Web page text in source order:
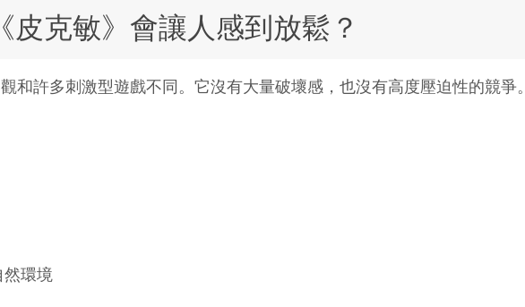
皮克敏》會讓人感到放鬆？
觀和許多刺激型遊戲不同。它沒有大量破壞感，也沒有高度壓迫性的競爭。
然環境